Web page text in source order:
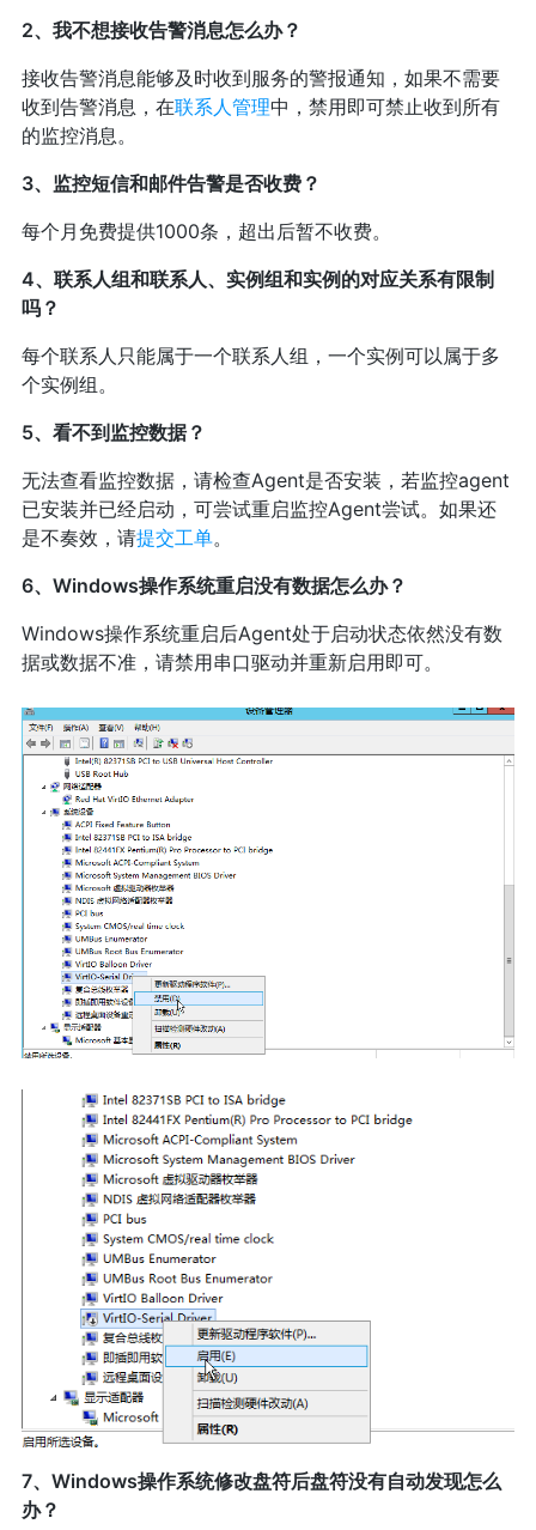
2、我不想接收告警消息怎么办？
接收告警消息能够及时收到服务的警报通知，如果不需要
收到告警消息，在联系人管理中，禁用即可禁止收到所有
的监控消息。
3、监控短信和邮件告警是否收费？
每个月免费提供1000条，超出后暂不收费。
4、联系人组和联系人、实例组和实例的对应关系有限制
吗？
每个联系人只能属于一个联系人组，一个实例可以属于多
个实例组。
5、看不到监控数据？
无法查看监控数据，请检查Agent是否安装，若监控agent
已安装并已经启动，可尝试重启监控Agent尝试。如果还
是不奏效，请提交工单。
6、Windows操作系统重启没有数据怎么办？
Windows操作系统重启后Agent处于启动状态依然没有数
据或数据不准，请禁用串口驱动并重新启用即可。
7、Windows操作系统修改盘符后盘符没有自动发现怎么
办？